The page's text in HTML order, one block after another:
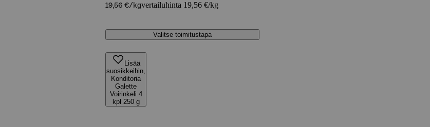
19,56 €/kgvertailuhinta 19,56 €/kg
Valitse toimitustapa
Lisää
suosikkeihin,
Konditoria
Galette
Voirinkeli 4
kpl 250 g